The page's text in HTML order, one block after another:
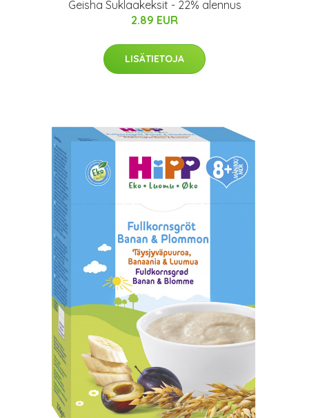
Geisha Suklaakeksit - 22% alennus
2.89 EUR
LISÄTIETOJA